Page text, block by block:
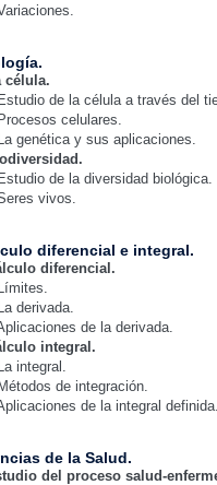
célula.
de la célula a través del
celulares.
genética y sus aplicaciones.
de la diversidad biológica.
vivos.
diferencial e integral.
diferencial.
derivada.
de la derivada.
integral.
integral.
de integración.
de la integral definida.
de la Salud.
del proceso salud-